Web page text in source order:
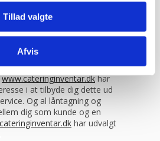
Tillad valgte
Afvis
din mdr.
til at bruge dine penge på den
Det giver dig også
netop den indretning du har
er for dyr, hvis du skulle
www.cateringinventar.dkhar
i at tilbyde dig dette ud
Og al låntagning og
dig som kunde og en
cateringinventar.dk har udvalgt